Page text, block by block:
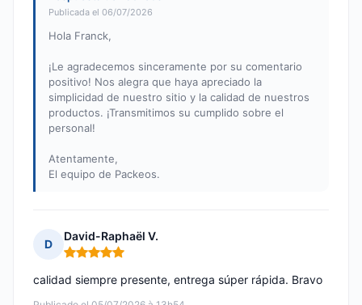
Publicada el 06/07/2026
Hola Franck,
¡Le agradecemos sinceramente por su comentario
positivo! Nos alegra que haya apreciado la
simplicidad de nuestro sitio y la calidad de nuestros
productos. ¡Transmitimos su cumplido sobre el
personal!
Atentamente,
El equipo de Packeos.
D
David-Raphaël V.
Nota: 5 de 5
calidad siempre presente, entrega súper rápida. Bravo